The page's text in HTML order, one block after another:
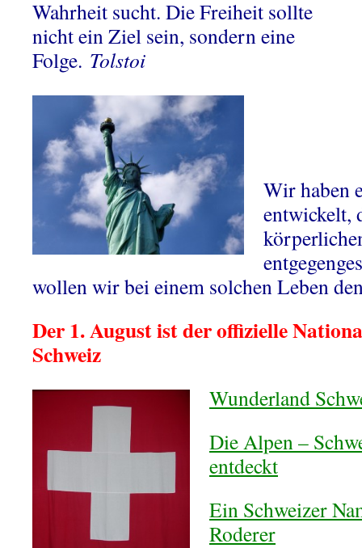
Wahrheit sucht. Die Freiheit sollte
nicht ein Ziel sein, sondern eine
Folge. Tolstoi
Wir haben
entwickelt,
wollen wir bei einem solchen Leben
Der 1. August ist der offizielle
Schweiz
Wunderland
Die Alpen –
entdeckt
Ein Schweizer
Roderer